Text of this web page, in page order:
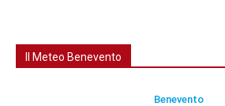
Il Meteo Benevento